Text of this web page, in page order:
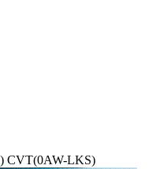
CVT(0AW-LKS)